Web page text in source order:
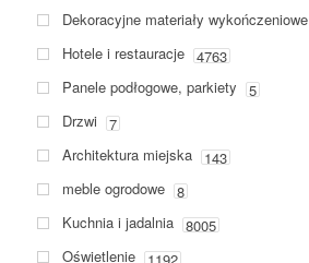
Dekoracyjne materiały wykończeniowe
Hotele i restauracje 4763
Panele podłogowe, parkiety
5
Drzwi
7
Architektura miejska 143
meble ogrodowe 8
Kuchnia i jadalnia 8005
Oświetlenie 1192